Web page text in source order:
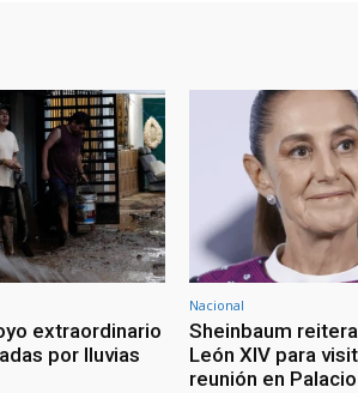
extraordinario
por lluvias
Nacional
Sheinbaum
León XIV para
reunión en Palacio